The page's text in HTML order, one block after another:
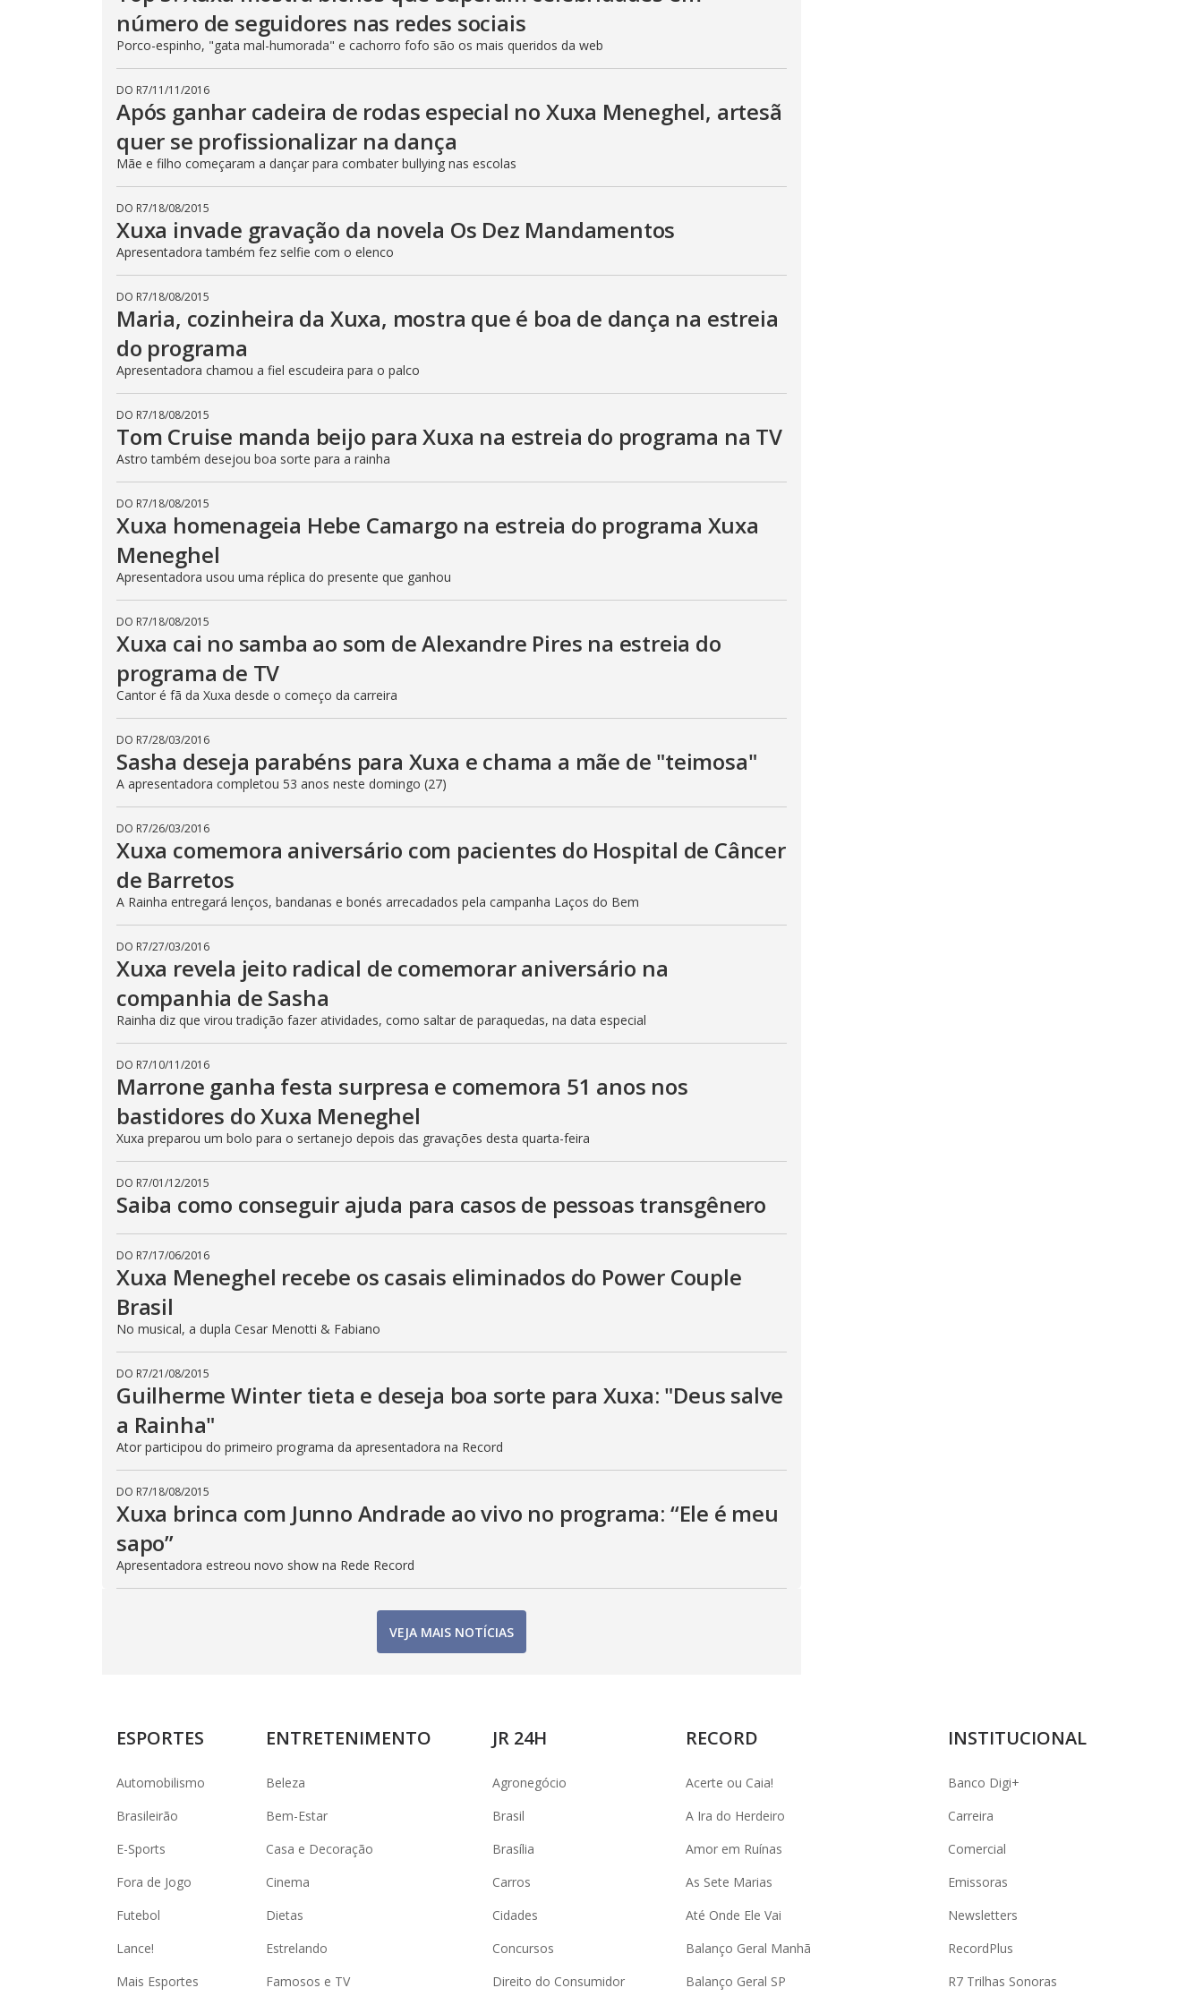
i
d
e
o
número de seguidores nas redes sociais
Porco-espinho, "gata mal-humorada" e cachorro fofo são os mais queridos da web
DO R7/11/11/2016
Após ganhar cadeira de rodas especial no Xuxa Meneghel, artesã
quer se profissionalizar na dança
Mãe e filho começaram a dançar para combater bullying nas escolas
DO R7/18/08/2015
Xuxa invade gravação da novela Os Dez Mandamentos
Apresentadora também fez selfie com o elenco
DO R7/18/08/2015
Maria, cozinheira da Xuxa, mostra que é boa de dança na estreia
do programa
Apresentadora chamou a fiel escudeira para o palco
DO R7/18/08/2015
Tom Cruise manda beijo para Xuxa na estreia do programa na TV
Astro também desejou boa sorte para a rainha
DO R7/18/08/2015
Xuxa homenageia Hebe Camargo na estreia do programa Xuxa
Meneghel
Apresentadora usou uma réplica do presente que ganhou
DO R7/18/08/2015
Xuxa cai no samba ao som de Alexandre Pires na estreia do
programa de TV
Cantor é fã da Xuxa desde o começo da carreira
DO R7/28/03/2016
Sasha deseja parabéns para Xuxa e chama a mãe de "teimosa"
A apresentadora completou 53 anos neste domingo (27)
DO R7/26/03/2016
Xuxa comemora aniversário com pacientes do Hospital de Câncer
de Barretos
A Rainha entregará lenços, bandanas e bonés arrecadados pela campanha Laços do Bem
DO R7/27/03/2016
Xuxa revela jeito radical de comemorar aniversário na
companhia de Sasha
Rainha diz que virou tradição fazer atividades, como saltar de paraquedas, na data especial
DO R7/10/11/2016
Marrone ganha festa surpresa e comemora 51 anos nos
bastidores do Xuxa Meneghel
Xuxa preparou um bolo para o sertanejo depois das gravações desta quarta-feira
DO R7/01/12/2015
Saiba como conseguir ajuda para casos de pessoas transgênero
DO R7/17/06/2016
Xuxa Meneghel recebe os casais eliminados do Power Couple
Brasil
No musical, a dupla Cesar Menotti & Fabiano
DO R7/21/08/2015
Guilherme Winter tieta e deseja boa sorte para Xuxa: "Deus salve
a Rainha"
Ator participou do primeiro programa da apresentadora na Record
DO R7/18/08/2015
Xuxa brinca com Junno Andrade ao vivo no programa: “Ele é meu
sapo”
Apresentadora estreou novo show na Rede Record
VEJA MAIS NOTÍCIAS
ESPORTES
Automobilismo
Brasileirão
E-Sports
Fora de Jogo
Futebol
Lance!
Mais Esportes
ENTRETENIMENTO
Beleza
Bem-Estar
Casa e Decoração
Cinema
Dietas
Estrelando
Famosos e TV
JR 24H
Agronegócio
Brasil
Brasília
Carros
Cidades
Concursos
Direito do Consumidor
RECORD
Acerte ou Caia!
A Ira do Herdeiro
Amor em Ruínas
As Sete Marias
Até Onde Ele Vai
Balanço Geral Manhã
Balanço Geral SP
INSTITUCIONAL
Banco Digi+
Carreira
Comercial
Emissoras
Newsletters
RecordPlus
R7 Trilhas Sonoras